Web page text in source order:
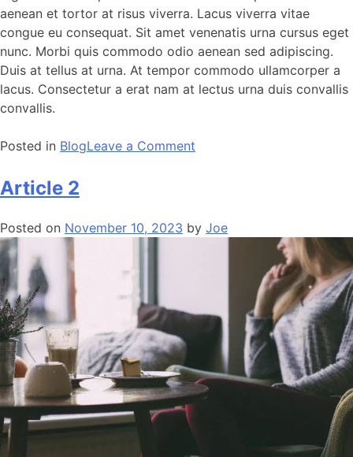
aenean et tortor at risus viverra. Lacus viverra vitae
congue eu consequat. Sit amet venenatis urna cursus eget
nunc. Morbi quis commodo odio aenean sed adipiscing.
Duis at tellus at urna. At tempor commodo ullamcorper a
lacus. Consectetur a erat nam at lectus urna duis convallis
convallis.
Posted in BlogLeave a Comment
Article 2
Posted on November 10, 2023 by Joe